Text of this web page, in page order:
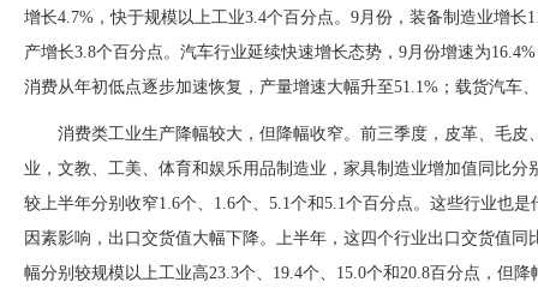
增长4.7%，快于规模以上工业3.4个百分点。9月份，装备制造业增长
产增长3.8个百分点。汽车行业延续快速增长态势，9月份增速为
消费从年初低点逐步加速恢复，产量增速大幅升至51.1%；载货汽车
消费类工业生产降幅较大，但降幅收窄。前三季度，皮革、毛
业，文教、工美、体育和娱乐用品制造业，家具制造业增加值同比分
较上半年分别收窄1.6个、1.6个、5.1个和5.1个百分点。这些行业也
因素影响，出口交货值大幅下降。上半年，这四个行业出口交货值同
幅分别较规模以上工业高23.3个、19.4个、15.0个和20.8百分点，但